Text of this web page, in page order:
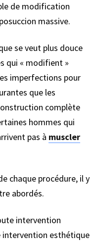
de modification
massive.
se veut plus douce
qui « modifient »
imperfections pour
que les
complète
hommes qui
pas à muscler
chaque procédure, il y
abordés.
intervention
intervention esthétique